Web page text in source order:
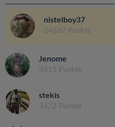
nistelboy37
24662 Punkte
Jenome
3615 Punkte
stekis
3472 Punkte